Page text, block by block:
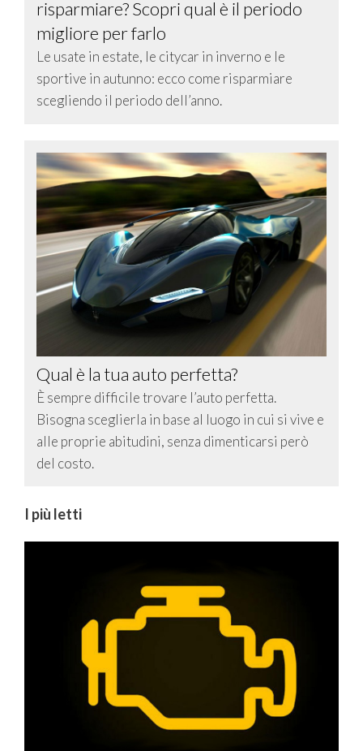
risparmiare? Scopri qual è il periodo
migliore per farlo
Le usate in estate, le citycar in inverno e le
sportive in autunno: ecco come risparmiare
scegliendo il periodo dell’anno.
Qual è la tua auto perfetta?
È sempre difficile trovare l’auto perfetta.
Bisogna sceglierla in base al luogo in cui si vive e
alle proprie abitudini, senza dimenticarsi però
del costo.
I più letti